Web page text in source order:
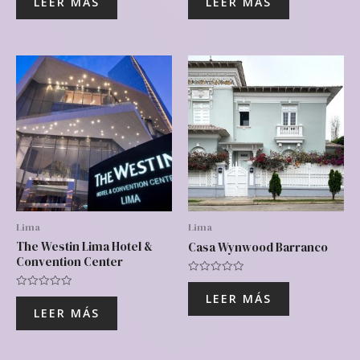
Lima
The Westin Lima Hotel &
Convention Center
Valorado
5
LEER MÁS
Lima
Casa Wynwood Barranco
Valorado
5
LEER MÁS